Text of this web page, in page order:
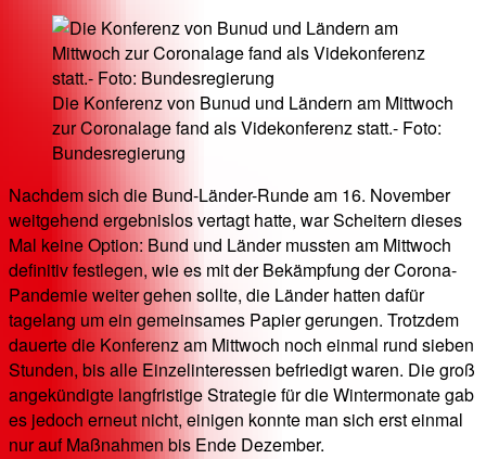
Die Konferenz von Bunud und Ländern am Mittwoch
zur Coronalage fand als Videkonferenz statt.- Foto:
Bundesregierung
Nachdem sich die Bund-Länder-Runde am 16. November
weitgehend ergebnislos vertagt hatte, war Scheitern dieses
Mal keine Option: Bund und Länder mussten am Mittwoch
definitiv festlegen, wie es mit der Bekämpfung der Corona-
Pandemie weiter gehen sollte, die Länder hatten dafür
tagelang um ein gemeinsames Papier gerungen. Trotzdem
dauerte die Konferenz am Mittwoch noch einmal rund sieben
Stunden, bis alle Einzelinteressen befriedigt waren. Die groß
angekündigte langfristige Strategie für die Wintermonate gab
es jedoch erneut nicht, einigen konnte man sich erst einmal
nur auf Maßnahmen bis Ende Dezember.